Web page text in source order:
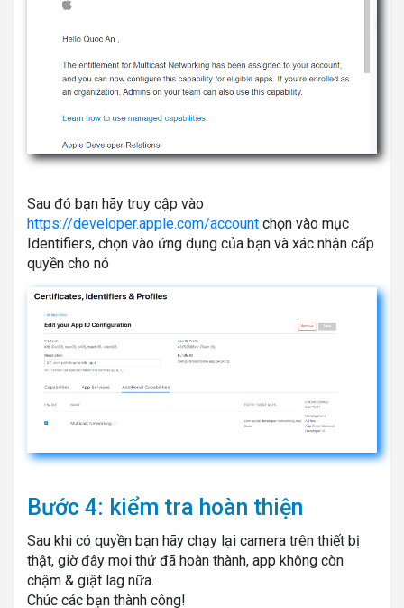
Sau đó bạn hãy truy cập vào
https://developer.apple.com/account chọn vào mục
Identifiers, chọn vào ứng dụng của bạn và xác nhận cấp
quyền cho nó
Bước 4: kiểm tra hoàn thiện
Sau khi có quyền bạn hãy chạy lại camera trên thiết bị
thật, giờ đây mọi thứ đã hoàn thành, app không còn
chậm & giật lag nữa.
Chúc các bạn thành công!